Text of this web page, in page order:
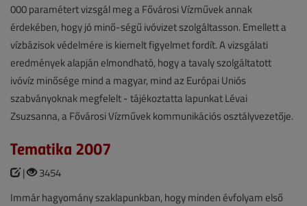
000 paramétert vizsgál meg a Fővárosi Vízművek annak
érdekében, hogy jó minő-ségű ivóvizet szolgáltasson. Emellett a
vízbázisok védelmére is kiemelt figyelmet fordít. A vizsgálati
eredmények alapján elmondható, hogy a tavaly szolgáltatott
ivóvíz minősége mind a magyar, mind az Európai Uniós
szabványoknak megfelelt - tájékoztatta lapunkat Lévai
Zsuzsanna, a Fővárosi Vízművek kommunikációs osztályvezetője.
Tematika 2007
|
3454
Immár hagyomány szaklapunkban, hogy minden évfolyam első